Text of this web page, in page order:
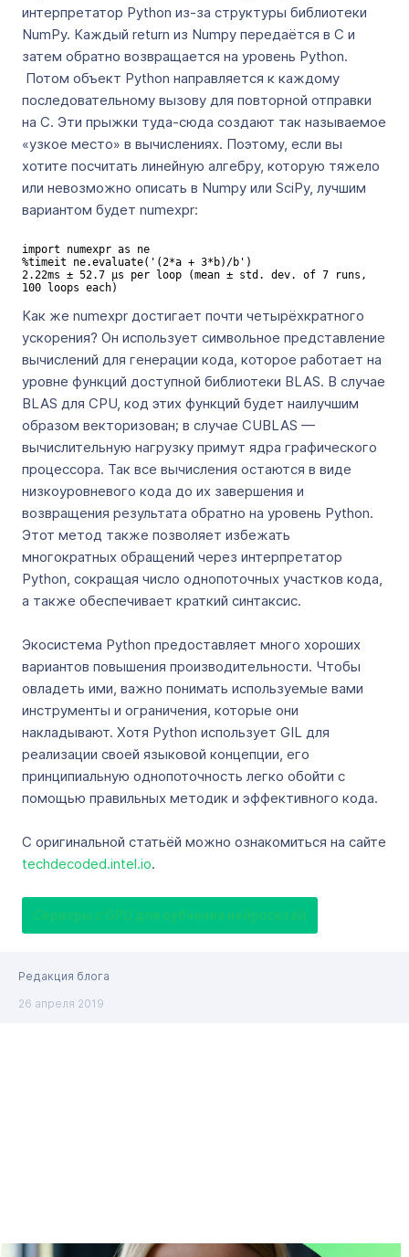
интерпретатор Python из-за структуры библиотеки
NumPy. Каждый return из Numpy передаётся в C и
затем обратно возвращается на уровень Python.
Потом объект Python направляется к каждому
последовательному вызову для повторной отправки
на C. Эти прыжки туда-сюда создают так называемое
«узкое место» в вычислениях. Поэтому, если вы
хотите посчитать линейную алгебру, которую тяжело
или невозможно описать в Numpy или SciPy, лучшим
вариантом будет numexpr:
import numexpr as ne
%timeit ne.evaluate('(2*a + 3*b)/b')
2.22ms ± 52.7 µs per loop (mean ± std. dev. of 7 runs,
100 loops each)
Как же numexpr достигает почти четырёхкратного
ускорения? Он использует символьное представление
вычислений для генерации кода, которое работает на
уровне функций доступной библиотеки BLAS. В случае
BLAS для CPU, код этих функций будет наилучшим
образом векторизован; в случае CUBLAS —
вычислительную нагрузку примут ядра графического
процессора. Так все вычисления остаются в виде
низкоуровневого кода до их завершения и
возвращения результата обратно на уровень Python.
Этот метод также позволяет избежать
многократных обращений через интерпретатор
Python, сокращая число однопоточных участков кода,
а также обеспечивает краткий синтаксис.
Экосистема Python предоставляет много хороших
вариантов повышения производительности. Чтобы
овладеть ими, важно понимать используемые вами
инструменты и ограничения, которые они
накладывают. Хотя Python использует GIL для
реализации своей языковой концепции, его
принципиальную однопоточность легко обойти с
помощью правильных методик и эффективного кода.
С оригинальной статьёй можно ознакомиться на сайте
techdecoded.intel.io.
Серверы с GPU для оубчения нейросетей
Редакция блога
26 апреля 2019